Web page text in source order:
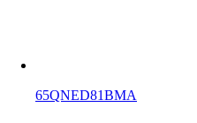
65QNED81BMA